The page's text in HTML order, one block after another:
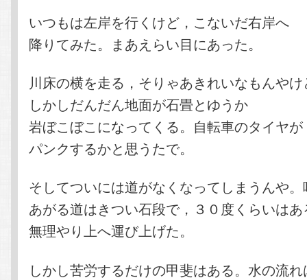
いつもは左岸を行くけど，こないだ右岸へ
降りてみた。まあえらい目にあった。
川床の横を走る，そりゃあきれいなもんや
しかしだんだん地面が石畳とゆうか
岩ぼこぼこになってくる。自転車のタイヤが
パンクするかと思うたで。
そしてついには道がなくなってしまうんや
あがる道はきつい石段で，３０度くらいは
無理やり上へ運び上げた。
しかし苦労するだけの甲斐はある。水の流れ